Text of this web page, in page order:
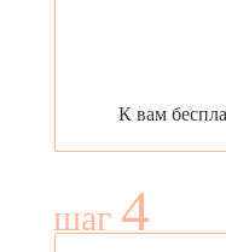
К вам
шаг 4